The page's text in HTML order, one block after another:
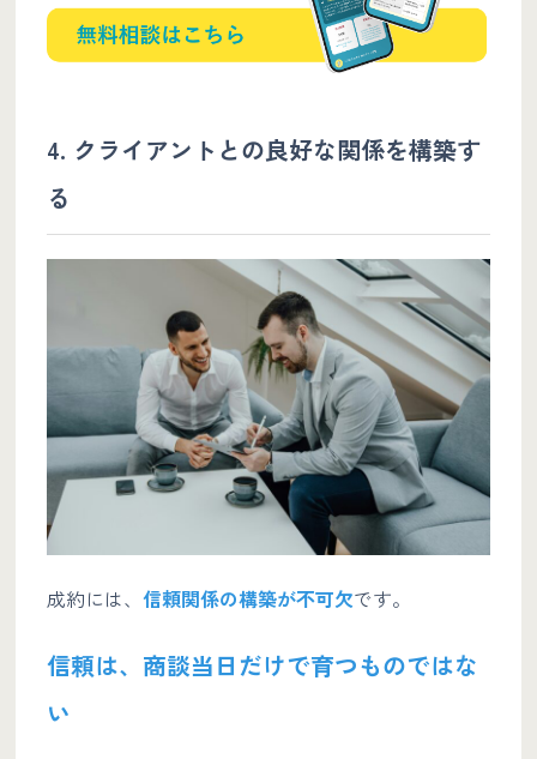
4. クライアントとの良好な関係を構築す
る
成約には、 信頼関係の構築が不可欠です。
信頼は、商談当日だけで育つものではな
い